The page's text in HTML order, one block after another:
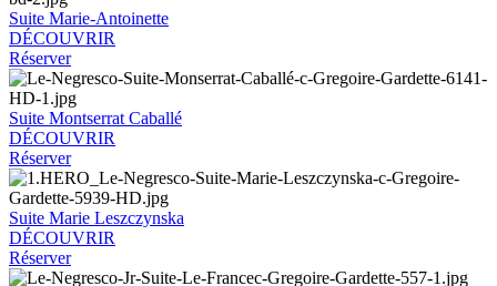
Suite Marie-Antoinette
DÉCOUVRIR
Réserver
Suite Montserrat Caballé
DÉCOUVRIR
Réserver
Suite Marie Leszczynska
DÉCOUVRIR
Réserver